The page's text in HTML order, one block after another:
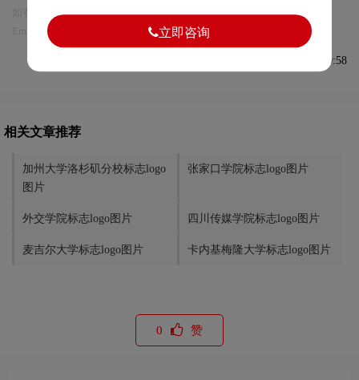
如有内容侵犯您的合法权益，请及时与我们联系
Email:75696531@qq.com，我们将第一时间安排删除。
发布于2023-10-14 09:49:58
相关文章推荐
加州大学洛杉矶分校标志logo
图片
张家口学院标志logo图片
外交学院标志logo图片 四川传媒学院标志logo图片
麦吉尔大学标志logo图片 卡内基梅隆大学标志logo图片
0 赞
立即咨询